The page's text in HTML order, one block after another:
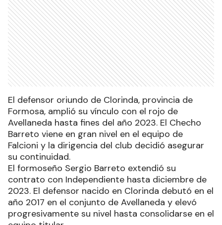
El defensor oriundo de Clorinda, provincia de
Formosa, amplió su vínculo con el rojo de
Avellaneda hasta fines del año 2023. El Checho
Barreto viene en gran nivel en el equipo de
Falcioni y la dirigencia del club decidió asegurar
su continuidad.
El formoseño Sergio Barreto extendió su
contrato con Independiente hasta diciembre de
2023. El defensor nacido en Clorinda debutó en el
año 2017 en el conjunto de Avellaneda y elevó
progresivamente su nivel hasta consolidarse en el